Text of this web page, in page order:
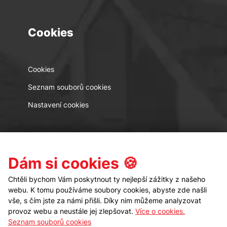
Cookies
Cookies
Seznam souborů cookies
Nastavení cookies
Kontakt Sledujte nás
Dám si cookies 🍪
Chtěli bychom Vám poskytnout ty nejlepší zážitky z našeho
webu. K tomu používáme soubory cookies, abyste zde našli
vše, s čím jste za námi přišli. Díky nim můžeme analyzovat
provoz webu a neustále jej zlepšovat. Více o cookies.
Seznam souborů cookies